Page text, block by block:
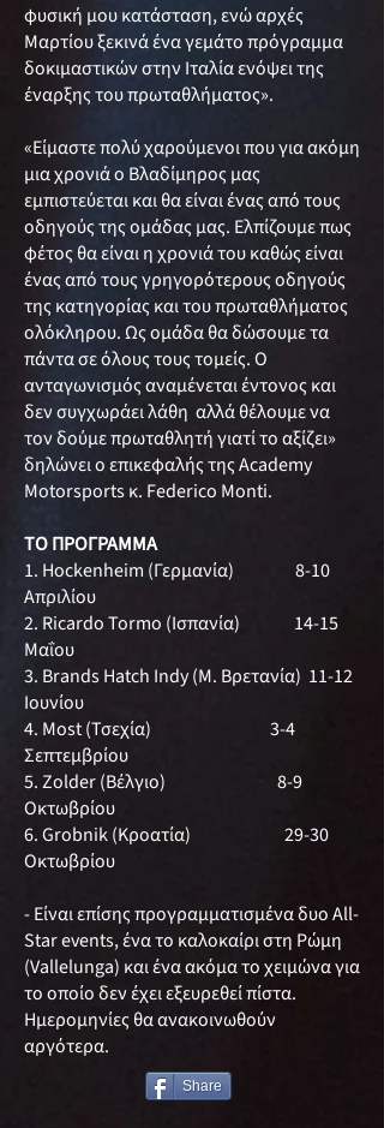
φυσική μου κατάσταση, ενώ αρχές
Μαρτίου ξεκινά ένα γεμάτο πρόγραμμα
δοκιμαστικών στην Ιταλία ενόψει της
έναρξης του πρωταθλήματος».
«Είμαστε πολύ χαρούμενοι που για ακόμη
μια χρονιά ο Βλαδίμηρος μας
εμπιστεύεται και θα είναι ένας από τους
οδηγούς της ομάδας μας. Ελπίζουμε πως
φέτος θα είναι η χρονιά του καθώς είναι
ένας από τους γρηγορότερους οδηγούς
της κατηγορίας και του πρωταθλήματος
ολόκληρου. Ως ομάδα θα δώσουμε τα
πάντα σε όλους τους τομείς. Ο
ανταγωνισμός αναμένεται έντονος και
δεν συγχωράει λάθη αλλά θέλουμε να
τον δούμε πρωταθλητή γιατί το αξίζει»
δηλώνει ο επικεφαλής της Academy
Motorsports κ. Federico Monti.
ΤΟ ΠΡΟΓΡΑΜΜΑ
1. Ηockenheim (Γερμανία) 8-10
Απριλίου
2. Ricardo Tormo (Ισπανία) 14-15
Μαΐου
3. Brands Hatch Indy (Μ. Βρετανία) 11-12
Ιουνίου
4. Most (Τσεχία) 3-4
Σεπτεμβρίου
5. Zolder (Βέλγιο) 8-9
Οκτωβρίου
6. Grobnik (Κροατία) 29-30
Οκτωβρίου
- Είναι επίσης προγραμματισμένα δυο All-
Star events, ένα το καλοκαίρι στη Ρώμη
(Vallelunga) και ένα ακόμα το χειμώνα για
το οποίο δεν έχει εξευρεθεί πίστα.
Ημερομηνίες θα ανακοινωθούν
αργότερα.
Share